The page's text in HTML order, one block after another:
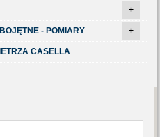
+
- POMIARY +
CASELLA